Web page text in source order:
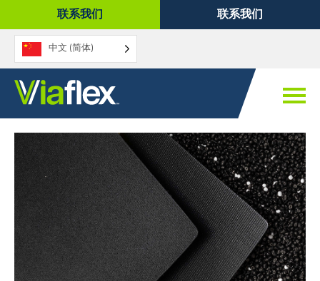
联系我们 联系我们
中文 (简体)